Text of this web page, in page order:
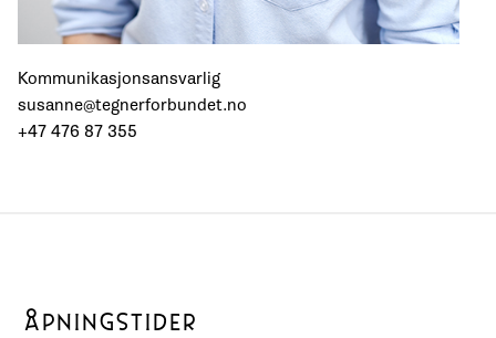
Kommunikasjonsansvarlig
susanne@tegnerforbundet.no
+47 476 87 355
ÅPNINGSTIDER